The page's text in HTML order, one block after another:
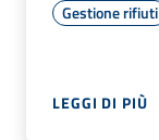
Gestione rifiuti
LEGGI DI PIÙ